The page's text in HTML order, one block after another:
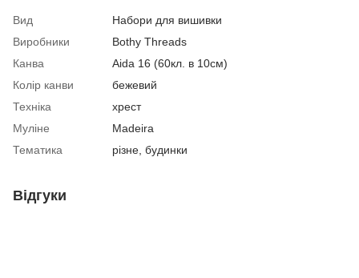
Вид
Набори для вишивки
Виробники
Bothy Threads
Канва
Aida 16 (60кл. в 10см)
Колір канви
бежевий
Техніка
хрест
Муліне
Madeira
Тематика
різне, будинки
Відгуки